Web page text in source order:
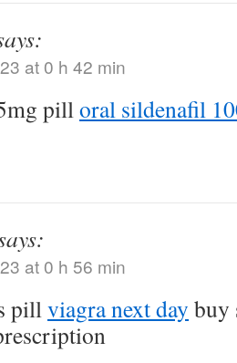
at 0 h 42 min
pilloral sildenafil
at 0 h 56 min
pillviagra next day buy